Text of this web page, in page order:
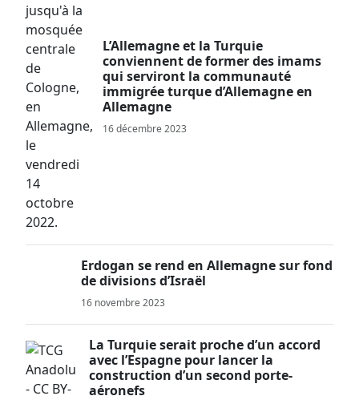
L’Allemagne et la Turquie
conviennent de former des imams
qui serviront la communauté
immigrée turque d’Allemagne en
Allemagne
16 décembre 2023
Erdogan se rend en Allemagne sur fond
de divisions d’Israël
16 novembre 2023
La Turquie serait proche d’un accord
avec l’Espagne pour lancer la
construction d’un second porte-
aéronefs